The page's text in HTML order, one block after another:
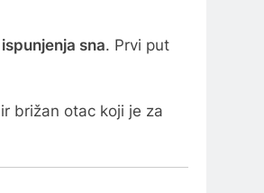
sna. Prvi put
brižan otac koji je za